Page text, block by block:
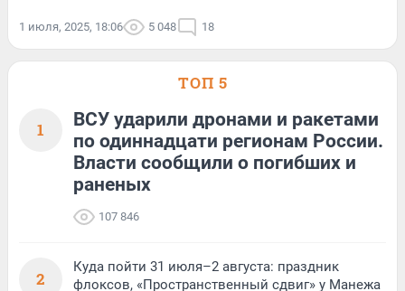
1 июля, 2025, 18:06 5 048 18
ТОП 5
1
ВСУ ударили дронами и ракетами
по одиннадцати регионам России.
Власти сообщили о погибших и
раненых
107 846
2
Куда пойти 31 июля–2 августа: праздник
флоксов, «Пространственный сдвиг» у Манежа